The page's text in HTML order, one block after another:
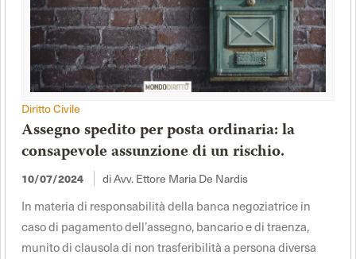
Diritto Civile
Assegno spedito per posta ordinaria: la
consapevole assunzione di un rischio.
10/07/2024 di Avv. Ettore Maria De Nardis
In materia di responsabilità della banca negoziatrice in
caso di pagamento dell’assegno, bancario e di traenza,
munito di clausola di non trasferibilità a persona diversa